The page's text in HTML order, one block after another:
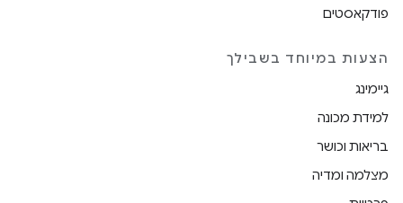
פודקאסטים
הצעות במיוחד בשבילך
גיימינג
למידת מכונה
בריאות וכושר
מצלמה ומדיה